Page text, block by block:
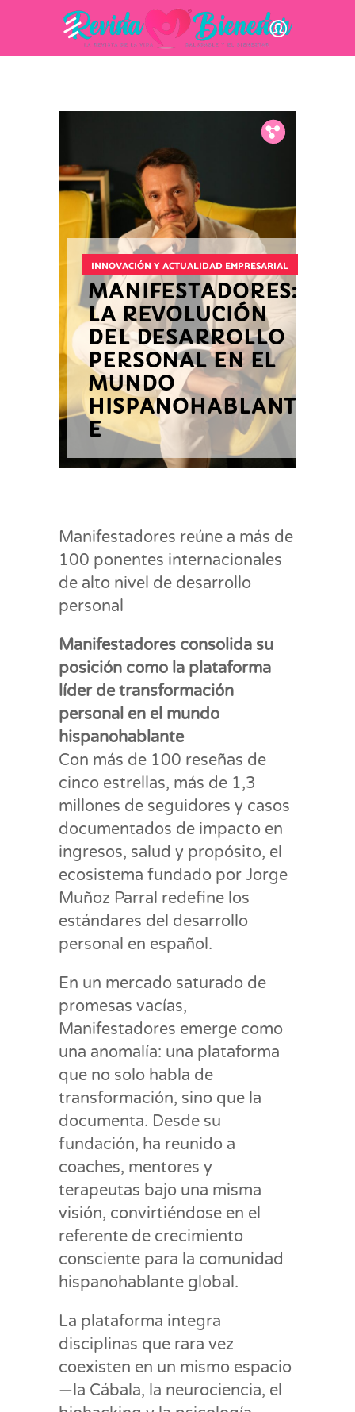
Fb.
Tw.
Pin.
INNOVACIÓN Y ACTUALIDAD EMPRESARIAL
MANIFESTADORES:
LA REVOLUCIÓN
DEL DESARROLLO
PERSONAL EN EL
MUNDO
HISPANOHABLANT
E
Manifestadores reúne a más de
100 ponentes internacionales
de alto nivel de desarrollo
personal
Manifestadores consolida su
posición como la plataforma
líder de transformación
personal en el mundo
hispanohablante
Con más de 100 reseñas de
cinco estrellas, más de 1,3
millones de seguidores y casos
documentados de impacto en
ingresos, salud y propósito, el
ecosistema fundado por Jorge
Muñoz Parral redefine los
estándares del desarrollo
personal en español.
En un mercado saturado de
promesas vacías,
Manifestadores emerge como
una anomalía: una plataforma
que no solo habla de
transformación, sino que la
documenta. Desde su
fundación, ha reunido a
coaches, mentores y
terapeutas bajo una misma
visión, convirtiéndose en el
referente de crecimiento
consciente para la comunidad
hispanohablante global.
La plataforma integra
disciplinas que rara vez
coexisten en un mismo espacio
—la Cábala, la neurociencia, el